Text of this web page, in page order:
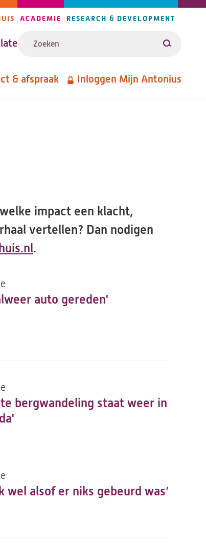
ACADEMIE RESEARCH & DEVELOPMENT
Zoeken
& afspraak Inloggen Mijn Antonius
impact een klacht,
vertellen? Dan nodigen
(opent
nieuwe
.
auto gereden'
bergwandeling staat weer in
wel alsof er niks gebeurd was’